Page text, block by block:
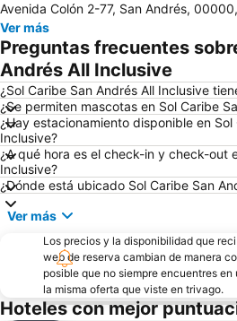
Avenida Colón 2-77, San Andrés,
Ver más
Preguntas frecuentes
Andrés All Inclusive
¿Sol Caribe San Andrés All Inclusive
¿Se permiten mascotas en Sol Caribe
¿Hay estacionamiento disponible en Sol
Inclusive?
¿A qué hora es el check-in y check-out
Inclusive?
¿Dónde está ubicado Sol Caribe San
Ver más
Los precios y la disponibilidad que
web de reserva cambian de manera
posible que no siempre encuentres
la misma oferta que viste en trivago.
Hoteles con mejor